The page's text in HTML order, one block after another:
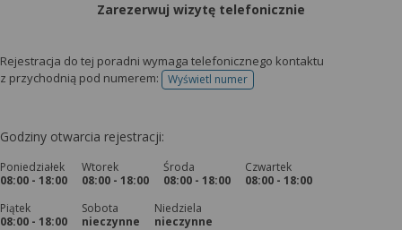
Zarezerwuj wizytę telefonicznie
Rejestracja do tej poradni wymaga telefonicznego kontaktu
z przychodnią pod numerem:
Wyświetl numertelefonu do rejestracji
Godziny otwarcia rejestracji:
Poniedziałek
08:00 - 18:00
Wtorek
08:00 - 18:00
Środa
08:00 - 18:00
Czwartek
08:00 - 18:00
Piątek
08:00 - 18:00
Sobota
nieczynne
Niedziela
nieczynne